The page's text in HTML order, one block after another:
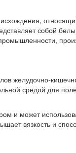
собой
желудочно-
средой для
и может
вязкость и